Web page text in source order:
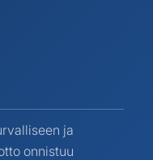
ja
onnistuu